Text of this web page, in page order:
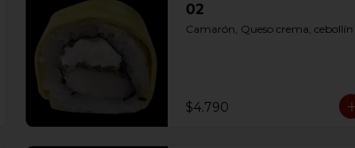
02
Camarón, Queso crema, cebollín
$4.790